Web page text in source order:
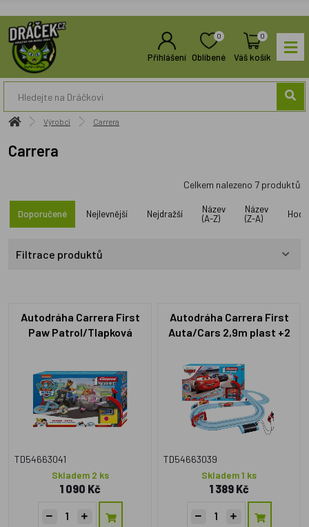
Přihlášení
0
Oblíbené
0
Váš košík
Výrobci Carrera
Carrera
Celkem nalezeno 7 produktů
Doporučené Nejlevnější Nejdražší
Název
(A-Z)
Název
(Z-A)
Filtrace produktů
Autodráha Carrera First
Paw Patrol/Tlapková
50x30x7cm
TD54663041
Skladem 2 ks
1 090 Kč
Autodráha Carrera First
Auta/Cars 2,9m plast +2
50x30x7cm
TD54663039
Skladem 1 ks
1 389 Kč